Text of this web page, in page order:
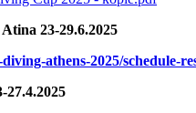
23-29.6.2025
athens-2025/schedule-
27.4.2025